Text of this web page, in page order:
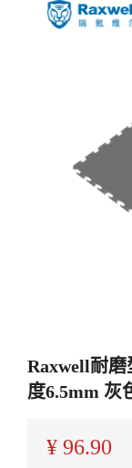
Raxwell耐
度6.5mm 灰
¥ 96.90